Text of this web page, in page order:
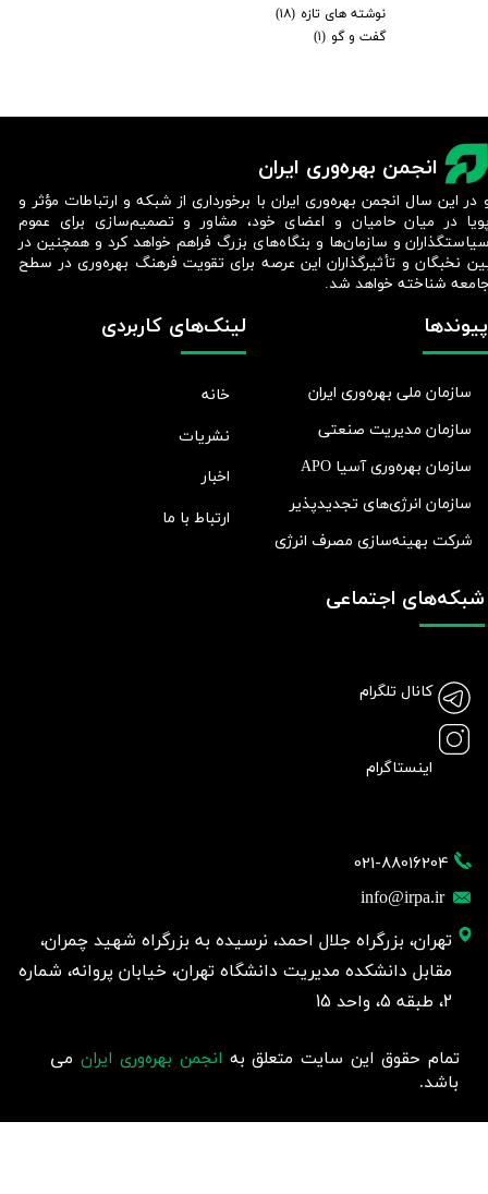
نوشته های تازه (۱۸)
گفت و گو (۱)
انجمن بهره‌وری ایران
021-88016204
info@irpa.ir
تهران، بزرگراه جلال احمد، نرسیده به بزرگراه شهید چمران،
مقابل دانشکده مدیریت دانشگاه تهران، خیابان پروانه، شماره
2، طبقه 5، واحد 15
لینک‌های کاربردی
خانه
نشریات
اخبار
ارتباط با ما
پیوندها
سازمان ملی بهره‌وری ایران
سازمان مدیریت صنعتی
سازمان بهره‌وری آسیا APO
سازمان انرژی‌های تجدیدپذیر
شرکت بهينه‌سازی مصرف انرژی
شبکه‌های اجتماعی
کانال تلگرام
اینستاگرام
تمام حقوق این سایت متعلق به انجمن بهره‌وری ایران می
باشد.
در این سال انجمن بهره‌وری ایران با برخورداری از شبکه و ارتباطات مؤثر و
در میان حامیان و اعضای خود، مشاور و تصمیم‌سازی برای عموم
و سازمان‌ها و بنگاه‌های بزرگ فراهم خواهد کرد و همچنین در
نخبگان و تأثیرگذاران این عرصه برای تقویت فرهنگ بهره‌وری در سطح
شناخته خواهد شد.​​​​​​​